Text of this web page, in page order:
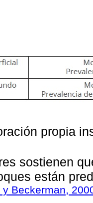
propia
sostienen
están
y Beckerman,